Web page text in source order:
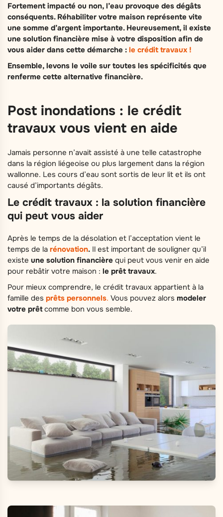
Fortement impacté ou non, l’eau provoque des dégâts
conséquents. Réhabiliter votre maison représente vite
une somme d’argent importante. Heureusement, il existe
une solution financière mise à votre disposition afin de
vous aider dans cette démarche : le crédit travaux !
Ensemble, levons le voile sur toutes les spécificités que
renferme cette alternative financière.
Post inondations : le crédit
travaux vous vient en aide
Jamais personne n’avait assisté à une telle catastrophe
dans la région liégeoise ou plus largement dans la région
wallonne. Les cours d’eau sont sortis de leur lit et ils ont
causé d’importants dégâts.
Le crédit travaux : la solution financière
qui peut vous aider
Après le temps de la désolation et l’acceptation vient le
temps de la rénovation. Il est important de souligner qu’il
existe une solution financière qui peut vous venir en aide
pour rebâtir votre maison : le prêt travaux.
Pour mieux comprendre, le crédit travaux appartient à la
famille des prêts personnels. Vous pouvez alors modeler
votre prêtcomme bon vous semble.